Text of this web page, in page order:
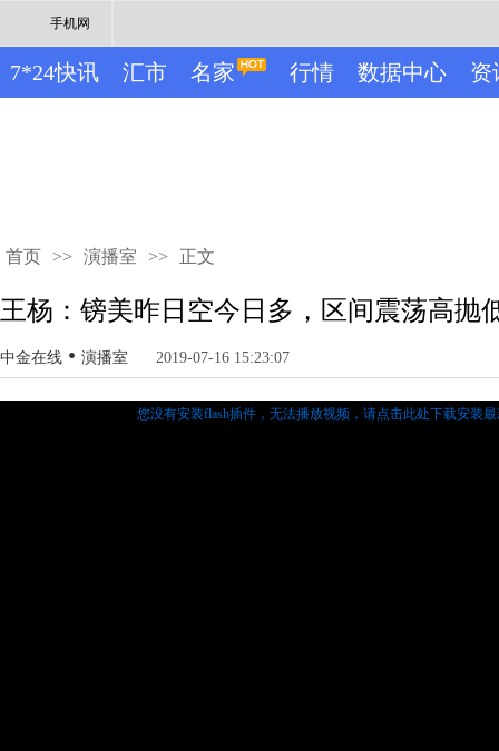
手机网
7*24快讯 汇市 名家 行情 数据中心 资
首页 >> 演播室 >> 正文
王杨：镑美昨日空今日多，区间震荡高抛
中金在线 • 演播室 2019-07-16 15:23:07
您没有安装flash插件，无法播放视频， 请点击此处下载安装